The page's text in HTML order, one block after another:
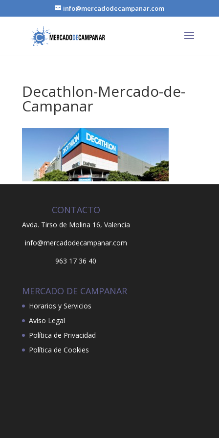
info@mercadodecampanar.com
Decathlon-Mercado-de-
Campanar
CONTACTO
Avda. Tirso de Molina 16, Valencia
info@mercadodecampanar.com
963 17 36 40
MERCADO DE CAMPANAR
Horarios y Servicios
Aviso Legal
Política de Privacidad
Política de Cookies